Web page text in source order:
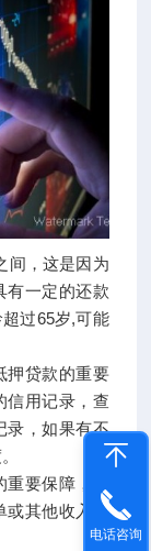
间，这是因为
有一定的还款
过65岁,可能
押贷款的重要
信用记录，查
录，如果有不
要保障，借
或其他收入证
电话咨询